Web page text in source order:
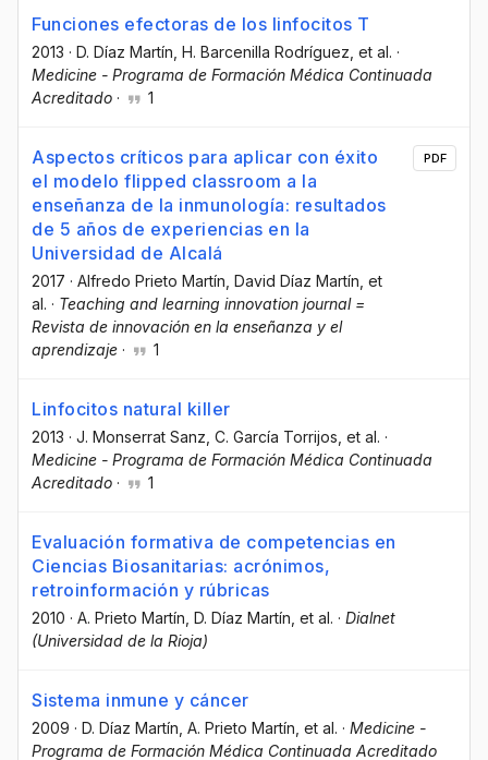
Funciones efectoras de los linfocitos T
2013 · D. Díaz Martín , H. Barcenilla Rodríguez , et al. ·
Medicine - Programa de Formación Médica Continuada
Acreditado · 1
Aspectos críticos para aplicar con éxito
el modelo flipped classroom a la
enseñanza de la inmunología: resultados
de 5 años de experiencias en la
Universidad de Alcalá
2017 · Alfredo Prieto Martín , David Díaz Martín , et
al. · Teaching and learning innovation journal =
Revista de innovación en la enseñanza y el
aprendizaje · 1
PDF
Linfocitos natural killer
2013 · J. Monserrat Sanz , C. García Torrijos , et al. ·
Medicine - Programa de Formación Médica Continuada
Acreditado · 1
Evaluación formativa de competencias en
Ciencias Biosanitarias: acrónimos,
retroinformación y rúbricas
2010 · A. Prieto Martín, D. Díaz Martín, et al. · Dialnet
(Universidad de la Rioja)
Sistema inmune y cáncer
2009 · D. Díaz Martín, A. Prieto Martín, et al. · Medicine -
Programa de Formación Médica Continuada Acreditado